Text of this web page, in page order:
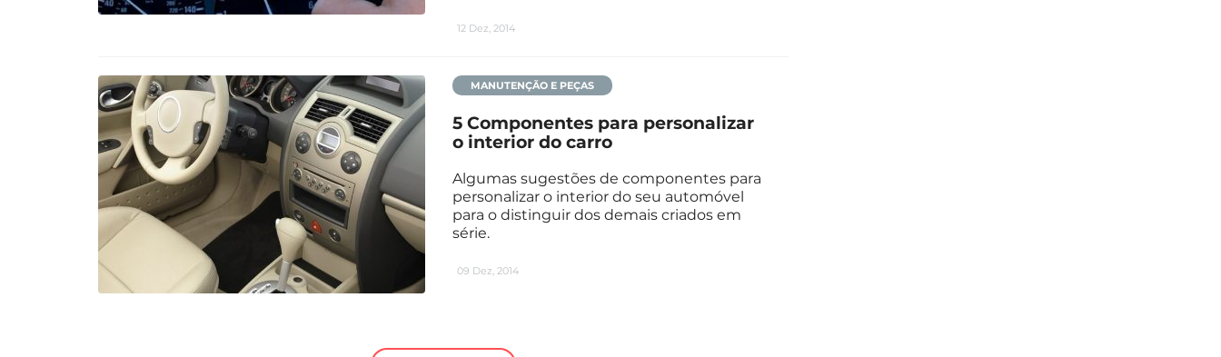
12 Dez, 2014
MANUTENÇÃO E PEÇAS
5 Componentes para personalizar
o interior do carro
Algumas sugestões de componentes para
personalizar o interior do seu automóvel
para o distinguir dos demais criados em
série.
09 Dez, 2014